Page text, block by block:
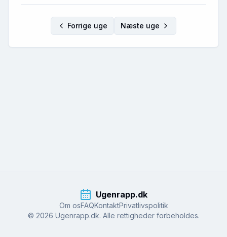
Forrige uge Næste uge
Ugenrapp.dk
Om osFAQKontaktPrivatlivspolitik
© 2026 Ugenrapp.dk. Alle rettigheder forbeholdes.